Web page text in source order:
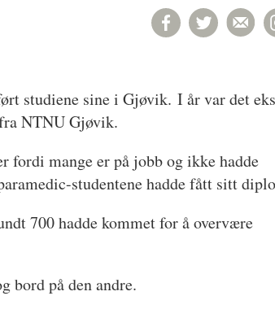
studiene sine i Gjøvik. I år var det
NTNU Gjøvik.
fordi mange er på jobb og ikke hadde
studentene hadde fått sitt
700 hadde kommet for å overvære
bord på den andre.